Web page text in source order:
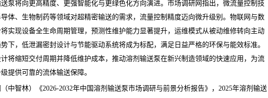
将向更高精度、更强智能化与更绿色化方向演进。 市场调研网 指出，微流量控制技
体、生物制药等领域对超精密输送的需求，流量控制精度迈向微升级别。物联网与数
实现设备全生命周期管理，预测性维护能力显著提升，运维模式从被动维修转向主动
下，低泄漏密封设计与节能驱动系统将成为标配，满足日益严格的环保与能效标准。
将缩短交付周期并降低维护成本，推动溶剂输送泵在新兴制造领域的快速应用，为流
提供可靠的流体输送保障。
（中智林）《2026-2032年中国溶剂输送泵市场调研与前景分析报告》，2025年溶剂输送